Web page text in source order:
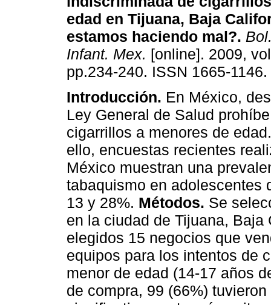
edad en Tijuana, Baja
estamos haciendo mal?.
Infant. Mex. [online]. 2009,
pp.234-240. ISSN 1665-1146.
Introducción. En México,
Ley General de Salud
cigarrillos a menores de
ello, encuestas recientes
México muestran una
tabaquismo en adolescentes
13 y 28%. Métodos. Se
en la ciudad de Tijuana,
elegidos 15 negocios que
equipos para los intentos de
menor de edad (14-17 años
de compra, 99 (66%)